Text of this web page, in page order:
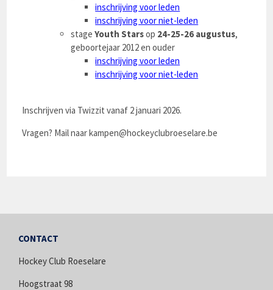
inschrijving voor leden
inschrijving voor niet-leden
stageYouth Starsop 24-25-26 augustus,
geboortejaar 2012 en ouder
inschrijving voor leden
inschrijving voor niet-leden
Inschrijven via Twizzit vanaf 2 januari 2026.
Vragen? Mail naarkampen@hockeyclubroeselare.be
CONTACT
Hockey Club Roeselare
Hoogstraat 98